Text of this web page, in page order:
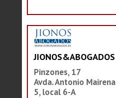
JIONOS&ABOGADOS
Pinzones, 17
Avda. Antonio Mairena
5, local 6-A